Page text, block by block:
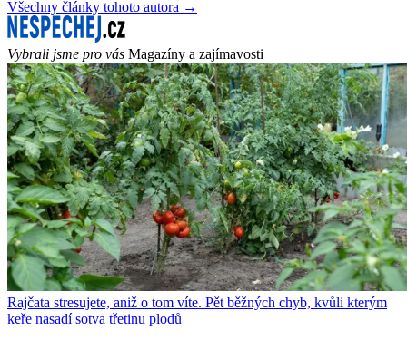
Všechny články tohoto autora →
Vybrali jsme pro vás Magazíny a zajímavosti
Rajčata stresujete, aniž o tom víte. Pět běžných chyb, kvůli kterým
keře nasadí sotva třetinu plodů